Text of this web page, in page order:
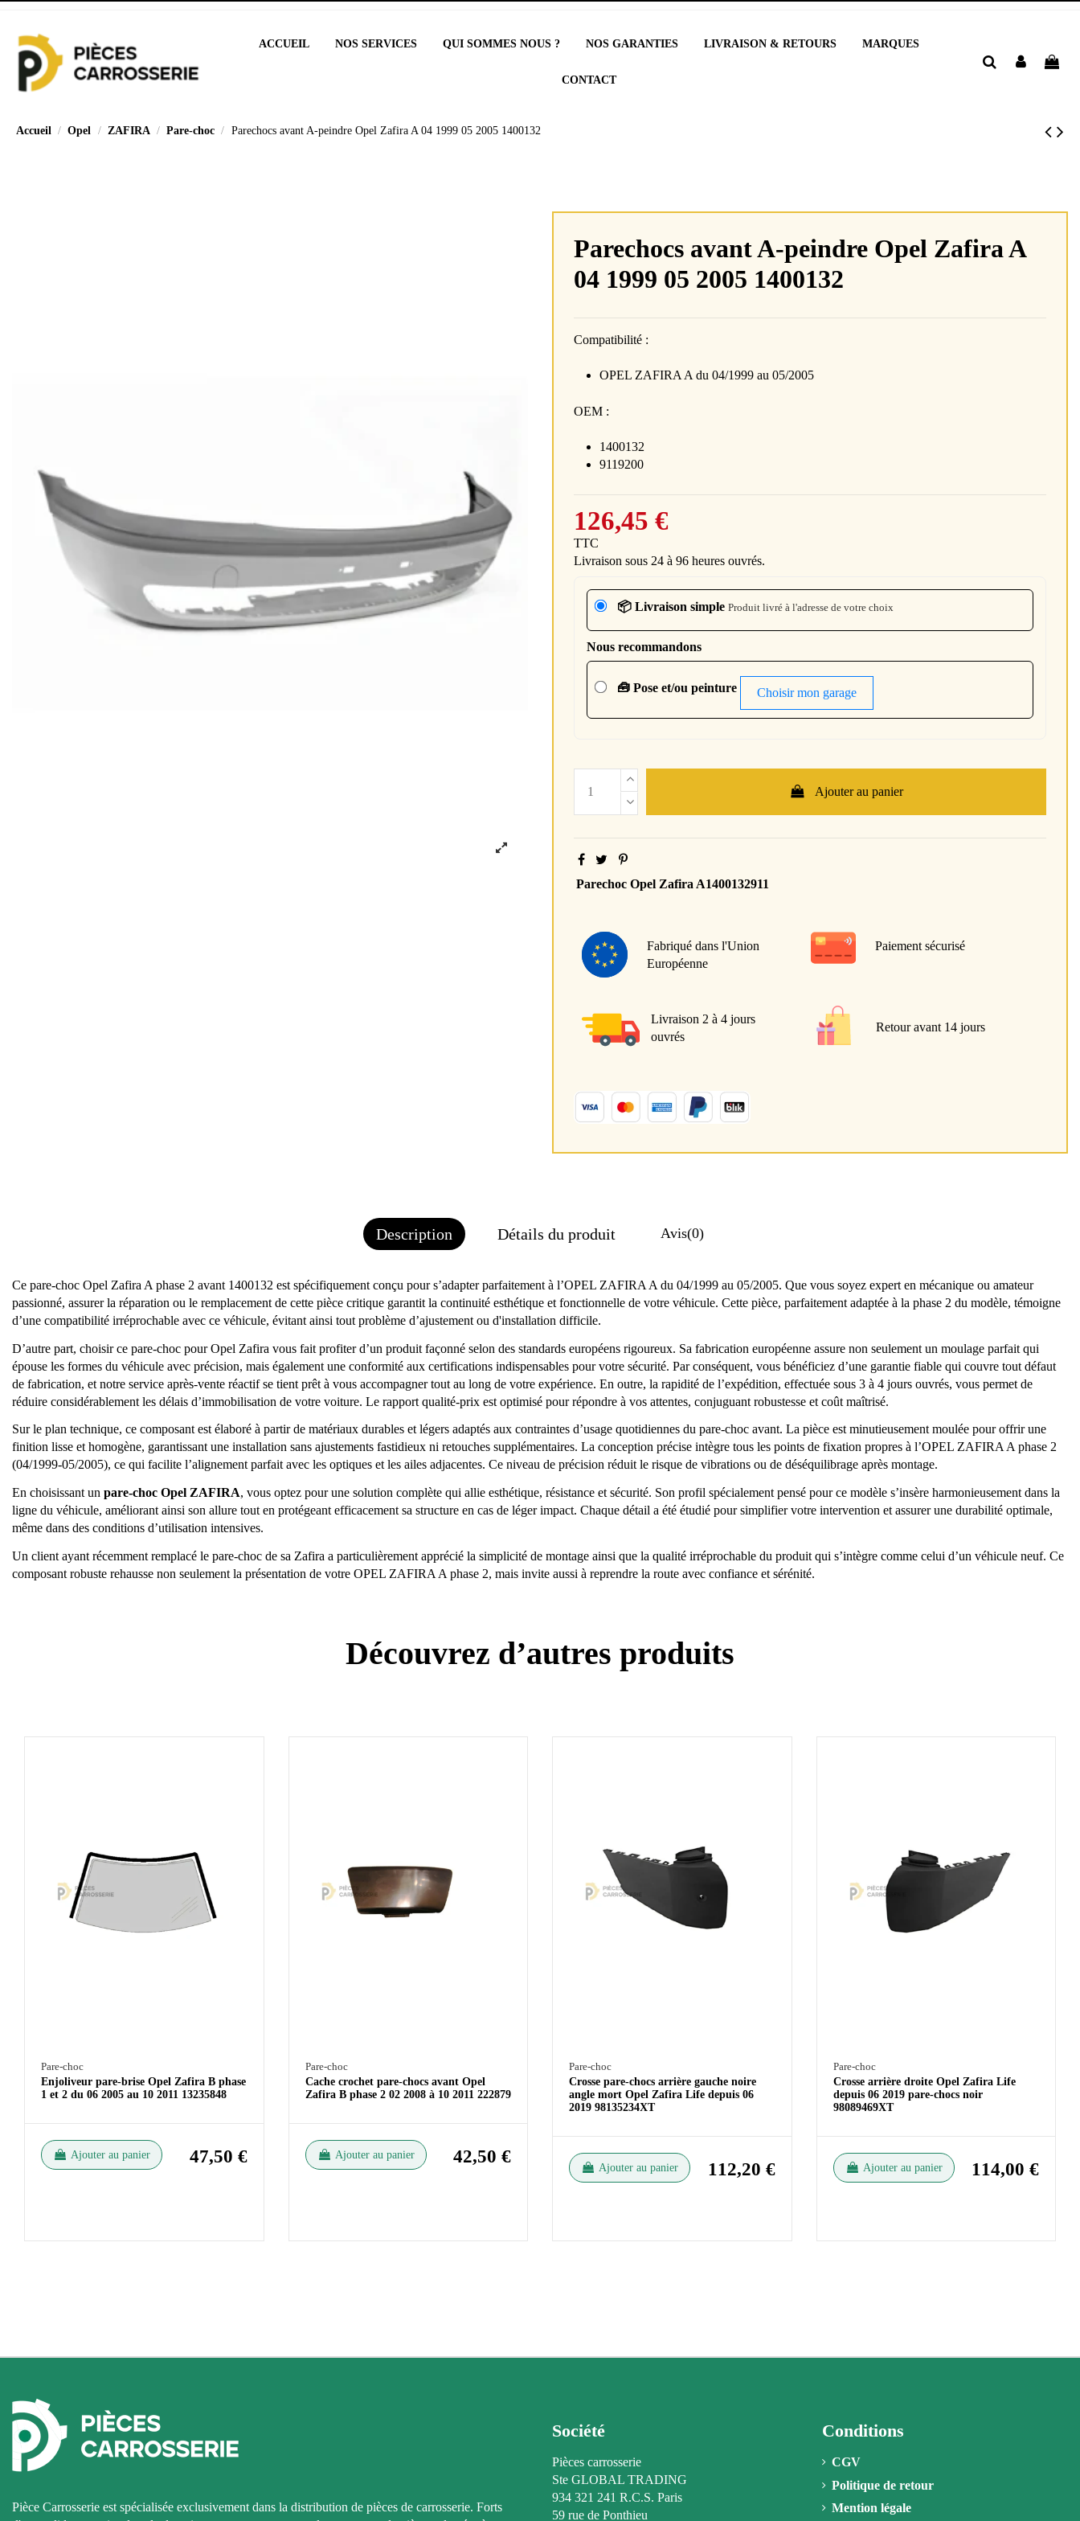
ACCUEIL NOS SERVICES QUI SOMMES NOUS ? NOS GARANTIES LIVRAISON & RETOURS MARQUES
CONTACT
Accueil Opel ZAFIRA Pare-choc Parechocs avant A-peindre Opel Zafira A 04 1999 05 2005 1400132
Parechocs avant A-peindre Opel Zafira A
04 1999 05 2005 1400132
Compatibilité :
OPEL ZAFIRA A du 04/1999 au 05/2005
OEM :
1400132
9119200
126,45 €
TTC
Livraison sous 24 à 96 heures ouvrés.
📦 Livraison simple Produit livré à l'adresse de votre choix
Nous recommandons
🧰 Pose et/ou peinture Choisir mon garage
Ajouter au panier
Parechoc Opel Zafira A1400132911
Fabriqué dans l'Union
Européenne
Paiement sécurisé
Livraison 2 à 4 jours
ouvrés
Retour avant 14 jours
Description Détails du produit Avis(0)
Ce pare-choc Opel Zafira A phase 2 avant 1400132 est spécifiquement conçu pour s’adapter parfaitement à l’OPEL ZAFIRA A du 04/1999 au 05/2005. Que vous soyez expert en mécanique ou amateur
passionné, assurer la réparation ou le remplacement de cette pièce critique garantit la continuité esthétique et fonctionnelle de votre véhicule. Cette pièce, parfaitement adaptée à la phase 2 du modèle, témoigne
d’une compatibilité irréprochable avec ce véhicule, évitant ainsi tout problème d’ajustement ou d'installation difficile.
D’autre part, choisir ce pare-choc pour Opel Zafira vous fait profiter d’un produit façonné selon des standards européens rigoureux. Sa fabrication européenne assure non seulement un moulage parfait qui
épouse les formes du véhicule avec précision, mais également une conformité aux certifications indispensables pour votre sécurité. Par conséquent, vous bénéficiez d’une garantie fiable qui couvre tout défaut
de fabrication, et notre service après-vente réactif se tient prêt à vous accompagner tout au long de votre expérience. En outre, la rapidité de l’expédition, effectuée sous 3 à 4 jours ouvrés, vous permet de
réduire considérablement les délais d’immobilisation de votre voiture. Le rapport qualité-prix est optimisé pour répondre à vos attentes, conjuguant robustesse et coût maîtrisé.
Sur le plan technique, ce composant est élaboré à partir de matériaux durables et légers adaptés aux contraintes d’usage quotidiennes du pare-choc avant. La pièce est minutieusement moulée pour offrir une
finition lisse et homogène, garantissant une installation sans ajustements fastidieux ni retouches supplémentaires. La conception précise intègre tous les points de fixation propres à l’OPEL ZAFIRA A phase 2
(04/1999-05/2005), ce qui facilite l’alignement parfait avec les optiques et les ailes adjacentes. Ce niveau de précision réduit le risque de vibrations ou de déséquilibrage après montage.
En choisissant un pare-choc Opel ZAFIRA, vous optez pour une solution complète qui allie esthétique, résistance et sécurité. Son profil spécialement pensé pour ce modèle s’insère harmonieusement dans la
ligne du véhicule, améliorant ainsi son allure tout en protégeant efficacement sa structure en cas de léger impact. Chaque détail a été étudié pour simplifier votre intervention et assurer une durabilité optimale,
même dans des conditions d’utilisation intensives.
Un client ayant récemment remplacé le pare-choc de sa Zafira a particulièrement apprécié la simplicité de montage ainsi que la qualité irréprochable du produit qui s’intègre comme celui d’un véhicule neuf. Ce
composant robuste rehausse non seulement la présentation de votre OPEL ZAFIRA A phase 2, mais invite aussi à reprendre la route avec confiance et sérénité.
Découvrez d’autres produits
Pare-choc
Enjoliveur pare-brise Opel Zafira B phase
1 et 2 du 06 2005 au 10 2011 13235848
Ajouter au panier 47,50 €
Pare-choc
Cache crochet pare-chocs avant Opel
Zafira B phase 2 02 2008 à 10 2011 222879
Ajouter au panier 42,50 €
Pare-choc
Crosse pare-chocs arrière gauche noire
angle mort Opel Zafira Life depuis 06
2019 98135234XT
Ajouter au panier 112,20 €
Pare-choc
Crosse arrière droite Opel Zafira Life
depuis 06 2019 pare-chocs noir
98089469XT
Ajouter au panier 114,00 €
Pièce Carrosserie est spécialisée exclusivement dans la distribution de pièces de carrosserie. Forts
Société
Pièces carrosserie
Ste GLOBAL TRADING
934 321 241 R.C.S. Paris
59 rue de Ponthieu
Conditions
CGV
Politique de retour
Mention légale